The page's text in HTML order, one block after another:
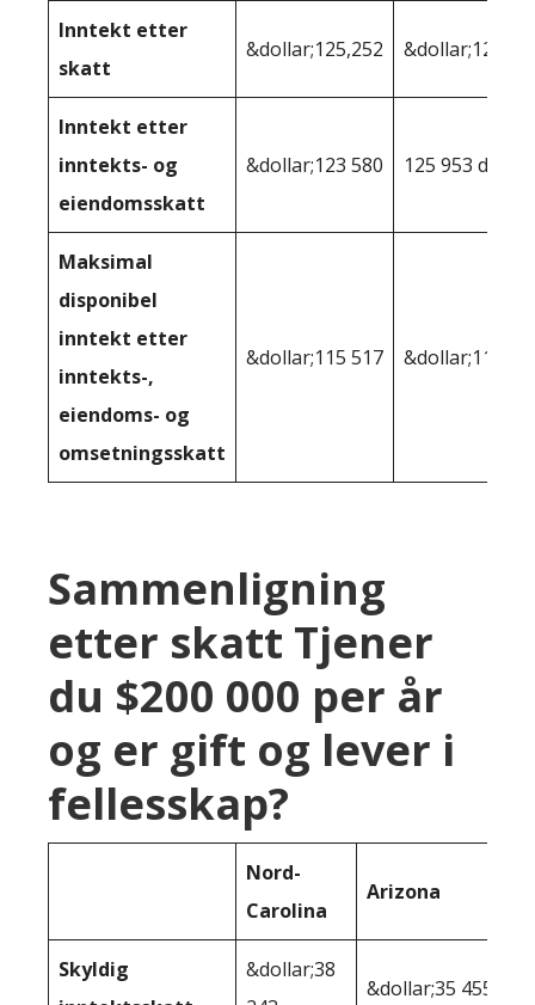
Inntekt etter
skatt
&dollar;125,252 &dollar;127
Inntekt etter
inntekts- og
eiendomsskatt
&dollar;123 580 125 953 dollar
Maksimal
disponibel
inntekt etter
inntekts-,
eiendoms- og
omsetningsskatt
&dollar;115 517
Sammenligning
etter skatt Tjener
du $200 000 per år
og er gift og lever i
fellesskap?
Nord-
Carolina
Arizona
Skyldig
&dollar;38
&dollar;35 455